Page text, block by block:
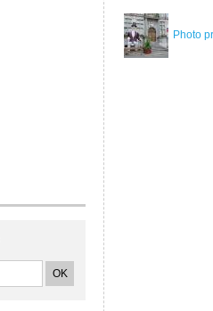
Photo